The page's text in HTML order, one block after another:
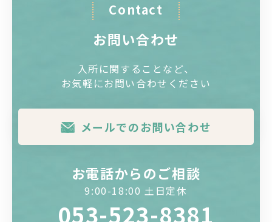
Contact
お問い合わせ
入所に関することなど、
お気軽にお問い合わせください
メールでのお問い合わせ
お電話からのご相談
9:00-18:00 土日定休
053-523-8381